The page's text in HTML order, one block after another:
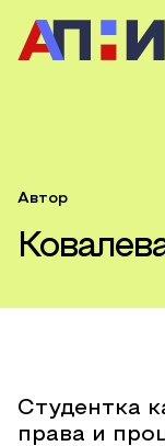
Автор
Студентка
права и